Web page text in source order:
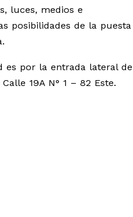
luces, medios e
posibilidades de la puesta
es por la entrada lateral
19A N° 1 – 82 Este.